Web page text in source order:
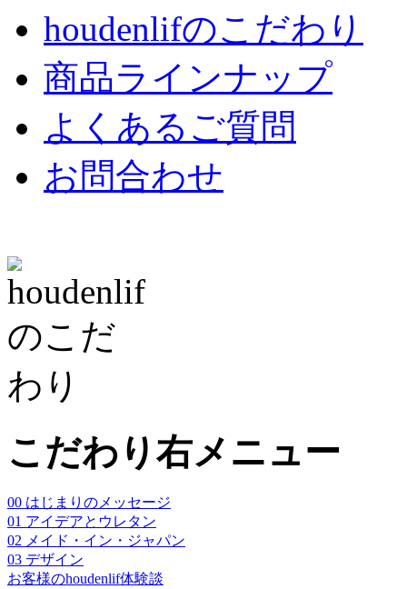
houdenlifのこだわり
商品ラインナップ
よくあるご質問
お問合わせ
こだわり右メニュー
00 はじまりのメッセージ
01 アイデアとウレタン
02 メイド・イン・ジャパン
03 デザイン
お客様のhoudenlif体験談